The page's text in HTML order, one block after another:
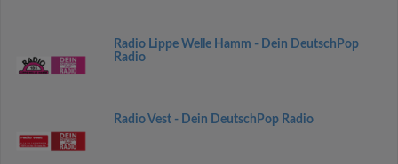
Radio Lippe Welle Hamm - Dein DeutschPop
Radio
Radio Vest - Dein DeutschPop Radio